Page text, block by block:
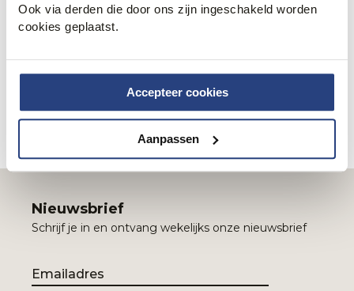
Ook via derden die door ons zijn ingeschakeld worden
cookies geplaatst.
Accepteer cookies
Aanpassen
Met onze zwembroek heren ben jij helemaal klaar voor de
warme, zonnige dagen. Zo kun jij fris en stijlvol de stranden
eenvoudig en snel online of kom langs in een van onze
kleur en fit, zodat je weer zelfverzekerd aan het zwembad
ligt.
Nieuwsbrief
Schrijf je in en ontvang wekelijks onze nieuwsbrief
Email